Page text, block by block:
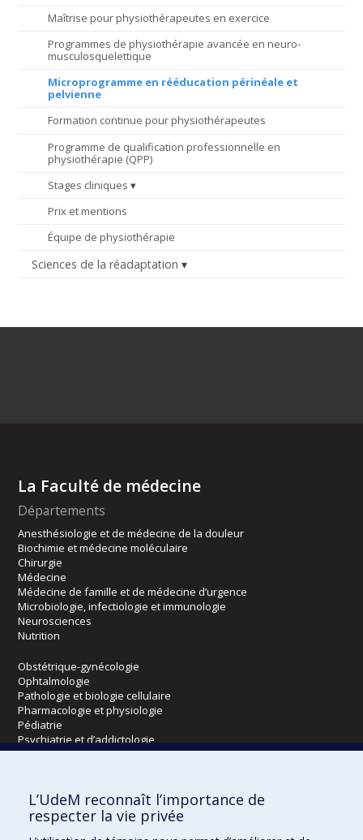
Maîtrise pour physiothérapeutes en exercice
Programmes de physiothérapie avancée en neuro-
musculosquelettique
Microprogramme en rééducation périnéale et
pelvienne
Formation continue pour physiothérapeutes
Programme de qualification professionnelle en
physiothérapie (QPP)
Stages cliniques
Prix et mentions
Équipe de physiothérapie
Sciences de la réadaptation
La Faculté de médecine
Départements
Anesthésiologie et de médecine de la douleur
Biochimie et médecine moléculaire
Chirurgie
Médecine
Médecine de famille et de médecine d’urgence
Microbiologie, infectiologie et immunologie
Neurosciences
Nutrition
Obstétrique-gynécologie
Ophtalmologie
Pathologie et biologie cellulaire
Pharmacologie et physiologie
Pédiatrie
Psychiatrie et d’addictologie
Radiologie, radio-oncologie et médecine nucléaire
Écoles
L’UdeM reconnaît l’importance de
respecter la vie privée